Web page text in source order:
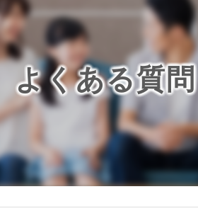
よくある質問